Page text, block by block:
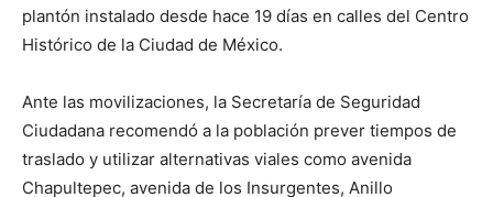
plantón instalado desde hace 19 días en calles del Centro
Histórico de la Ciudad de México.
Ante las movilizaciones, la Secretaría de Seguridad
Ciudadana recomendó a la población prever tiempos de
traslado y utilizar alternativas viales como avenida
Chapultepec, avenida de los Insurgentes, Anillo